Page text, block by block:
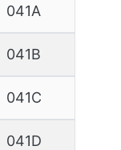
041A
041B
041C
041D